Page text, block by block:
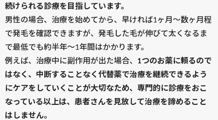
続けられる診療を目指しています。
男性の場合、治療を始めてから、早ければ1ヶ月～数ヶ月程
で発毛を確認できますが、発毛した毛が伸びて太くなるま
で最低でも約半年〜1年間はかかります。
例えば、治療中に副作用が出た場合、 1つのお薬に頼るので
はなく、中断することなく代替薬で治療を継続できるよう
にケアをしていくことが大切なため、専門的に診療をおこ
なっている以上は、患者さんを見放して治療を諦めること
はしません。